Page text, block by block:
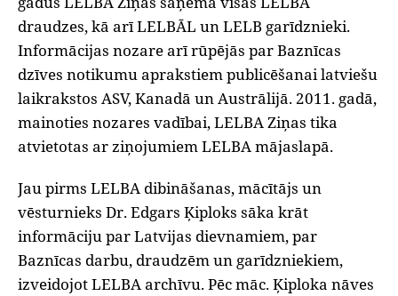
draudzes, kā arī LELBĀL un LELB garīdznieki.
Informācijas nozare arī rūpējās par Baznīcas
dzīves notikumu aprakstiem publicēšanai latviešu
laikrakstos ASV, Kanadā un Austrālijā. 2011. gadā,
mainoties nozares vadībai, LELBA Ziņas tika
atvietotas ar ziņojumiem LELBA mājaslapā.
‌Jau pirms LELBA dibināšanas, mācītājs un
vēsturnieks Dr. Edgars Ķiploks sāka krāt
informāciju par Latvijas dievnamiem, par
Baznīcas darbu, draudzēm un garīdzniekiem,
izveidojot LELBA archīvu. Pēc māc. Ķiploka nāves